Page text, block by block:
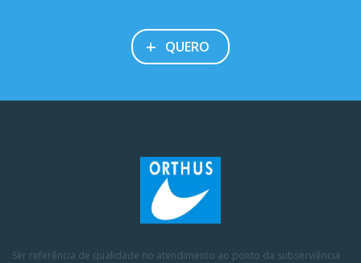
+ QUERO
Ser referência de qualidade no atendimento ao ponto da subserviência